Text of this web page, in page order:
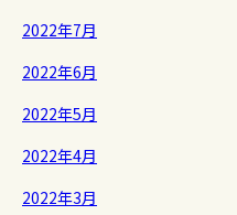
2022年7月
2022年6月
2022年5月
2022年4月
2022年3月